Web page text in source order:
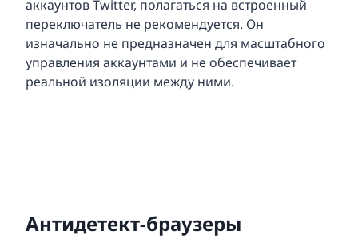
аккаунтов Twitter, полагаться на встроенный
переключатель не рекомендуется. Он
изначально не предназначен для масштабного
управления аккаунтами и не обеспечивает
реальной изоляции между ними.
Антидетект-браузеры